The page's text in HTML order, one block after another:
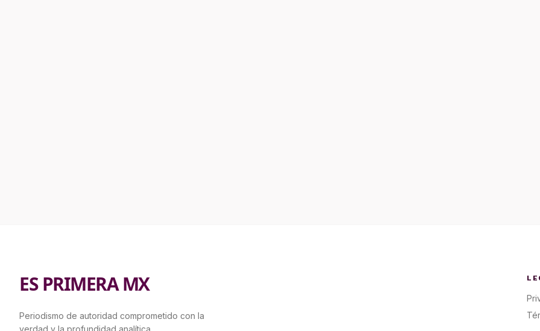
ES PRIMERA MX
Periodismo de autoridad comprometido con la
verdad y la profundidad analítica.